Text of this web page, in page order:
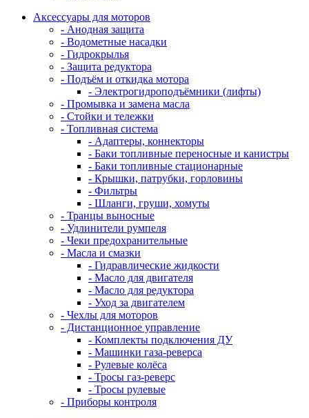
Аксессуары для моторов
- Анодная защита
- Водометные насадки
- Гидрокрылья
- Защита редуктора
- Подъём и откидка мотора
- Электрогидроподъёмники (лифты)
- Промывка и замена масла
- Стойки и тележки
- Топливная система
- Адаптеры, коннекторы
- Баки топливные переносные и канистры
- Баки топливные стационарные
- Крышки, патрубки, горловины
- Фильтры
- Шланги, груши, хомуты
- Транцы выносные
- Удлинители румпеля
- Чеки предохранительные
- Масла и смазки
- Гидравлические жидкости
- Масло для двигателя
- Масло для редуктора
- Уход за двигателем
- Чехлы для моторов
- Дистанционное управление
- Комплекты подключения ДУ
- Машинки газа-реверса
- Рулевые колёса
- Тросы газ-реверс
- Тросы рулевые
- Приборы контроля